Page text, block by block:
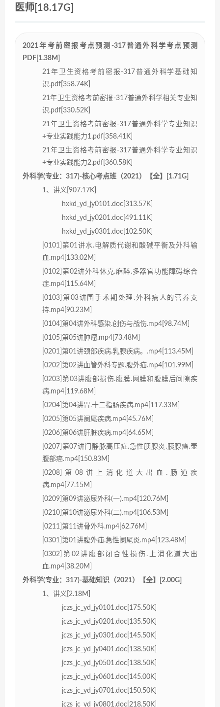
医师[18.17G]
2021年考前密报考点预测-317普通外科学考点预测
PDF[1.38M]
21年卫生资格考前密报-317普通外科学基础知
识.pdf[358.74K]
21年卫生资格考前密报-317普通外科学相关专业知
识.pdf[330.52K]
21年卫生资格考前密报-317普通外科学专业知识
+专业实践能力1.pdf[358.41K]
21年卫生资格考前密报-317普通外科学专业知识
+专业实践能力2.pdf[360.58K]
外科学(专业：317)-核心考点班（2021）【全】[1.71G]
1、讲义[907.17K]
hxkd_yd_jy0101.doc[313.57K]
hxkd_yd_jy0201.doc[491.11K]
hxkd_yd_jy0301.doc[102.50K]
[0101]第01讲水.电解质代谢和酸碱平衡及外科输
血.mp4[133.02M]
[0102]第02讲外科休克.麻醉.多器官功能障碍综合
症.mp4[115.64M]
[0103]第03讲围手术期处理.外科病人的营养支
持.mp4[90.23M]
[0104]第04讲外科感染.创伤与战伤.mp4[98.74M]
[0105]第05讲肿瘤.mp4[73.48M]
[0201]第01讲颈部疾病.乳腺疾病。.mp4[113.45M]
[0202]第02讲血管外科专题.腹外疝.mp4[101.99M]
[0203]第03讲腹部损伤.腹膜.网膜和腹膜后间隙疾
病.mp4[119.68M]
[0204]第04讲胃.十二指肠疾病.mp4[117.33M]
[0205]第05讲阑尾疾病.mp4[45.76M]
[0206]第06讲肝脏疾病.mp4[64.65M]
[0207]第07讲门静脉高压症.急性胰腺炎.胰腺癌.壶
腹部癌.mp4[150.83M]
[0208]第08讲上消化道大出血.肠道疾
病.mp4[77.15M]
[0209]第09讲泌尿外科(一).mp4[120.76M]
[0210]第10讲泌尿外科(二).mp4[106.53M]
[0211]第11讲骨外科.mp4[62.76M]
[0301]第01讲腹外疝.急性阑尾炎.mp4[123.48M]
[0302]第02讲腹部闭合性损伤.上消化道大出
血.mp4[38.20M]
外科学(专业：317)-基础知识（2021）【全】[2.00G]
1、讲义[2.18M]
jczs_jc_yd_jy0101.doc[175.50K]
jczs_jc_yd_jy0201.doc[135.50K]
jczs_jc_yd_jy0301.doc[145.50K]
jczs_jc_yd_jy0401.doc[138.50K]
jczs_jc_yd_jy0501.doc[138.50K]
jczs_jc_yd_jy0601.doc[145.00K]
jczs_jc_yd_jy0701.doc[150.50K]
jczs_jc_yd_jy0801.doc[218.50K]